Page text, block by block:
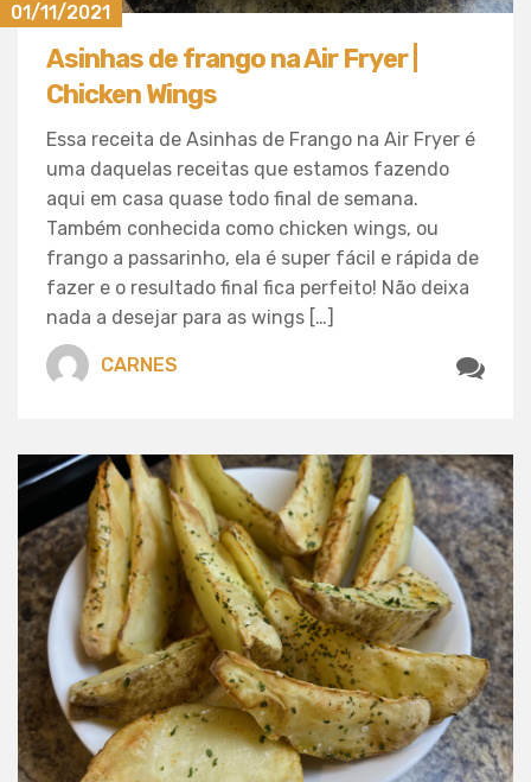
01/11/2021
Asinhas de frango na Air Fryer |
Chicken Wings
Essa receita de Asinhas de Frango na Air Fryer é
uma daquelas receitas que estamos fazendo
aqui em casa quase todo final de semana.
Também conhecida como chicken wings, ou
frango a passarinho, ela é super fácil e rápida de
fazer e o resultado final fica perfeito! Não deixa
nada a desejar para as wings […]
CARNES